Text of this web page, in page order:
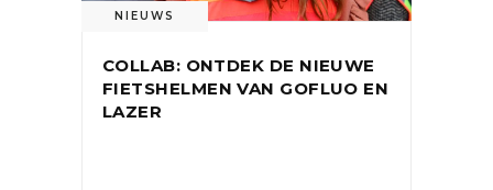
NIEUWS
COLLAB: ONTDEK DE NIEUWE
FIETSHELMEN VAN GOFLUO EN
LAZER